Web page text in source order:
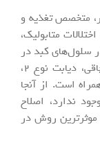
متخصص تغذیه و
متابولیک،
سلول‌های کبد در
غیاب مصرف الکل اشکار می‌شود و زیاد تر با چاقی، دیابت نوع ۲،
است. از آنجا
ندارد، اصلاح
روش در